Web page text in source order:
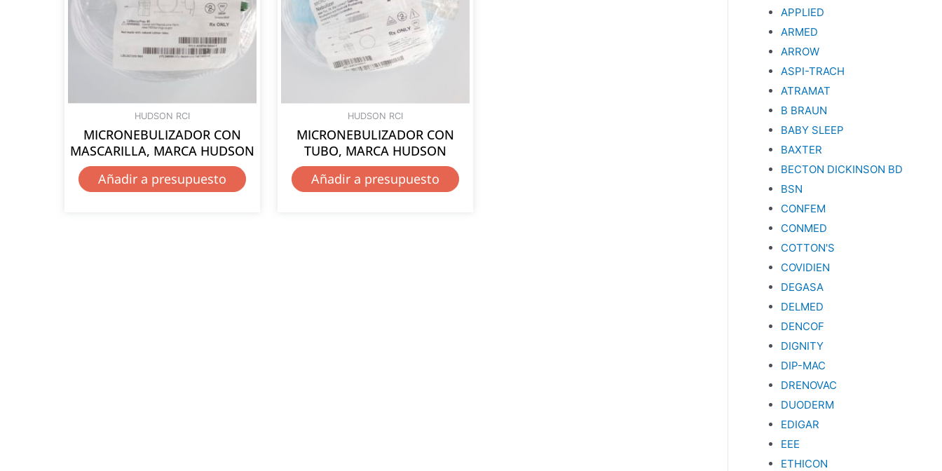
HUDSON RCI
MICRONEBULIZADOR CON
MASCARILLA, MARCA HUDSON
Añadir a presupuesto
HUDSON RCI
MICRONEBULIZADOR CON
TUBO, MARCA HUDSON
Añadir a presupuesto
APPLIED
ARMED
ARROW
ASPI-TRACH
ATRAMAT
B BRAUN
BABY SLEEP
BAXTER
BECTON DICKINSON BD
BSN
CONFEM
CONMED
COTTON'S
COVIDIEN
DEGASA
DELMED
DENCOF
DIGNITY
DIP-MAC
DRENOVAC
DUODERM
EDIGAR
EEE
ETHICON